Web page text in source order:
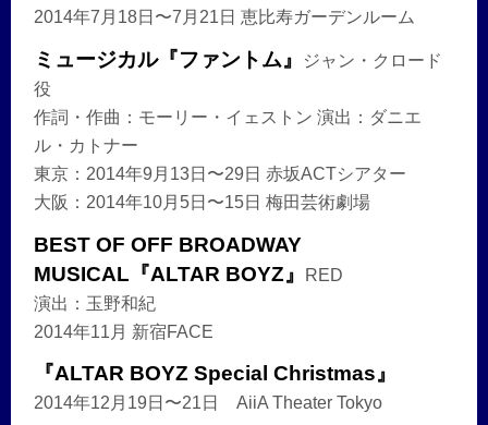
2014年7月18日〜7月21日 恵比寿ガーデンルーム
ミュージカル『ファントム』
ジャン・クロード
役
作詞・作曲：モーリー・イェストン 演出：ダニエ
ル・カトナー
東京：2014年9月13日〜29日 赤坂ACTシアター
大阪：2014年10月5日〜15日 梅田芸術劇場
BEST OF OFF BROADWAY
MUSICAL『ALTAR BOYZ』
RED
演出：玉野和紀
2014年11月 新宿FACE
『ALTAR BOYZ Special Christmas』
2014年12月19日〜21日 AiiA Theater Tokyo